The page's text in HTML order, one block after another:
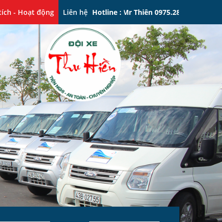
- Hoạt động Liên hệ Hotline :
- Mr Tiến 0905.133.338 - Mr Thiên 0975.288.111